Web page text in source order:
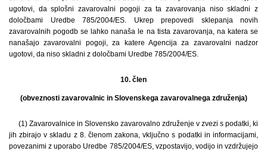
ugotovi, da splošni zavarovalni pogoji za ta zavarovanja niso skladni z
določbami Uredbe 785/2004/ES. Ukrep prepovedi sklepanja novih
zavarovalnih pogodb se lahko nanaša le na tista zavarovanja, na katera se
nanašajo zavarovalni pogoji, za katere Agencija za zavarovalni nadzor
ugotovi, da niso skladni z določbami Uredbe 785/2004/ES.
10. člen
(obveznosti zavarovalnic in Slovenskega zavarovalnega združenja)
(1) Zavarovalnice in Slovensko zavarovalno združenje v zvezi s podatki, ki
jih zbirajo v skladu z 8. členom zakona, vključno s podatki in informacijami,
povezanimi z uporabo Uredbe 785/2004/ES, vzpostavijo, vodijo in vzdržujejo